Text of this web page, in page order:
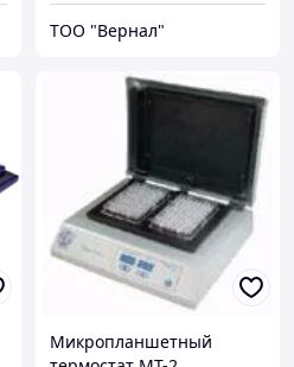
ТОО "Вернал"
Микропланшетный